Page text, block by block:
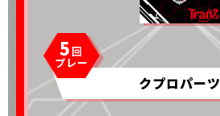
5
クプロパーツ